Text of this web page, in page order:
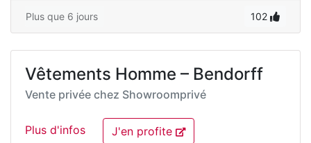
Plus que 6 jours 102
Vêtements Homme – Bendorff
Vente privée chez Showroomprivé
Plus d'infos J'en profite